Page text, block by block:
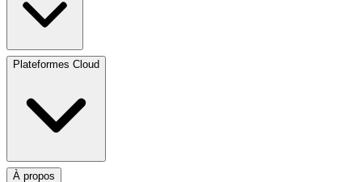
Plateformes Cloud
À propos